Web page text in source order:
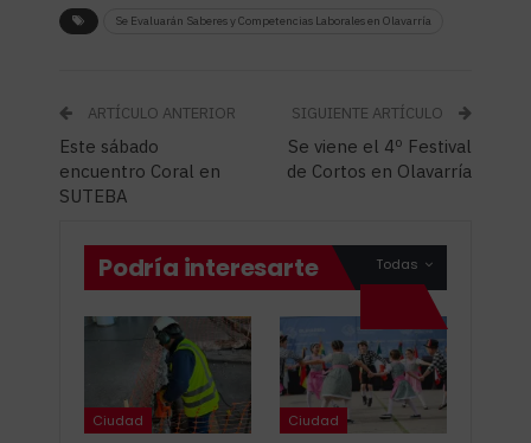
Se Evaluarán Saberes y Competencias Laborales en Olavarría
ARTÍCULO ANTERIOR
Este sábado
encuentro Coral en
SUTEBA
SIGUIENTE ARTÍCULO
Se viene el 4º Festival
de Cortos en Olavarría
Todas
Podría interesarte
Ciudad Ciudad